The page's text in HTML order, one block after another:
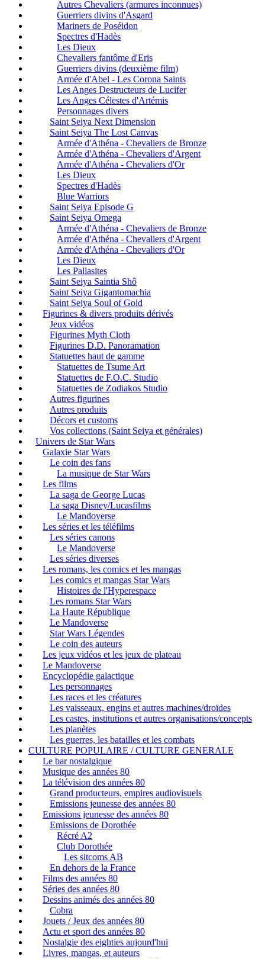
Autres Chevaliers (armures inconnues)
Guerriers divins d'Asgard
Mariners de Poséidon
Spectres d'Hadès
Les Dieux
Chevaliers fantôme d'Eris
Guerriers divins (deuxième film)
Armée d'Abel - Les Corona Saints
Les Anges Destructeurs de Lucifer
Les Anges Célestes d'Artémis
Personnages divers
Saint Seiya Next Dimension
Saint Seiya The Lost Canvas
Armée d'Athéna - Chevaliers de Bronze
Armée d'Athéna - Chevaliers d'Argent
Armée d'Athéna - Chevaliers d'Or
Les Dieux
Spectres d'Hadès
Blue Warriors
Saint Seiya Episode G
Saint Seiya Omega
Armée d'Athéna - Chevaliers de Bronze
Armée d'Athéna - Chevaliers d'Argent
Armée d'Athéna - Chevaliers d'Or
Les Dieux
Les Pallasites
Saint Seiya Saintia Shô
Saint Seiya Gigantomachia
Saint Seiya Soul of Gold
Figurines & divers produits dérivés
Jeux vidéos
Figurines Myth Cloth
Figurines D.D. Panoramation
Statuettes haut de gamme
Statuettes de Tsume Art
Statuettes de F.O.C. Studio
Statuettes de Zodiakos Studio
Autres figurines
Autres produits
Décors et customs
Vos collections (Saint Seiya et générales)
Univers de Star Wars
Galaxie Star Wars
Le coin des fans
La musique de Star Wars
Les films
La saga de George Lucas
La saga Disney/Lucasfilms
Le Mandoverse
Les séries et les téléfilms
Les séries canons
Le Mandoverse
Les séries diverses
Les romans, les comics et les mangas
Les comics et mangas Star Wars
Histoires de l'Hyperespace
Les romans Star Wars
La Haute République
Le Mandoverse
Star Wars Légendes
Le coin des auteurs
Les jeux vidéos et les jeux de plateau
Le Mandoverse
Encyclopédie galactique
Les personnages
Les races et les créatures
Les vaisseaux, engins et autres machines/droïdes
Les castes, institutions et autres organisations/concepts
Les planètes
Les guerres, les batailles et les combats
CULTURE POPULAIRE / CULTURE GENERALE
Le bar nostalgique
Musique des années 80
La télévision des années 80
Grand producteurs, empires audiovisuels
Emissions jeunesse des années 80
Emissions jeunesse des années 80
Emissions de Dorothée
Récré A2
Club Dorothée
Les sitcoms AB
En dehors de la France
Films des années 80
Séries des années 80
Dessins animés des années 80
Cobra
Jouets / Jeux des années 80
Actu et sport des années 80
Nostalgie des eighties aujourd'hui
Livres, mangas, et auteurs